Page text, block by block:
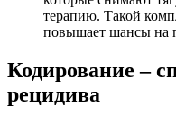
терапию. Такой
повышает шансы на
Кодирование –
рецидива